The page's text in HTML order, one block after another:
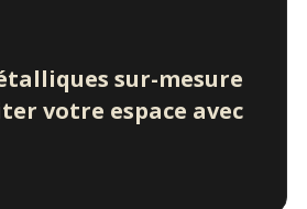
sur-mesure
votre espace avec